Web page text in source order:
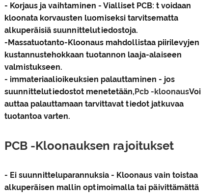
- Korjaus ja vaihtaminen - Vialliset PCB: t voidaan
kloonata korvausten luomiseksi tarvitsematta
alkuperäisiä suunnittelutiedostoja.
-Massatuotanto-Kloonaus mahdollistaa piirilevyjen
kustannustehokkaan tuotannon laaja-alaiseen
valmistukseen.
- immateriaalioikeuksien palauttaminen - jos
suunnittelutiedostot menetetään,Pcb -kloonausVoi
auttaa palauttamaan tarvittavat tiedot jatkuvaa
tuotantoa varten.
PCB -Kloonauksen rajoitukset
- Ei suunnitteluparannuksia - Kloonaus vain toistaa
alkuperäisen mallin optimoimalla tai päivittämättä